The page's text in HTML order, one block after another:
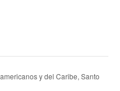
y del Caribe, Santo